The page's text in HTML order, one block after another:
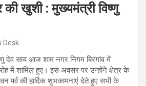
की खुशी : मुख्यमंत्री विष्णु
Desk
देव साय आज शाम नगर निगम बिरगांव में
में शामिल हुए। इस अवसर पर उन्होंने क्षेत्र के
पर्व की हार्दिक शुभकामनाएं देते हुए सभी के